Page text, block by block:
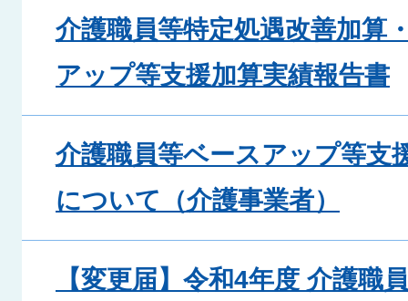
介護職員等特定処遇改善加算
アップ等支援加算実績報告書
介護職員等ベースアップ等支
について（介護事業者）
【変更届】令和4年度 介護職